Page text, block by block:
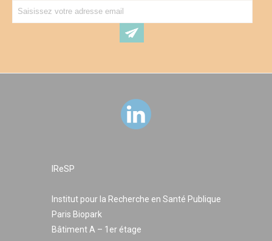
IReSP
Institut pour la Recherche en Santé Publique
Paris Biopark
Bâtiment A – 1er étage